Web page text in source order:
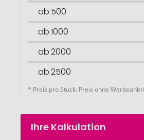
ab 500
ab 1000
ab 2000
ab 2500
* Preis pro Stück. Preis ohne
Ihre Kalkulation